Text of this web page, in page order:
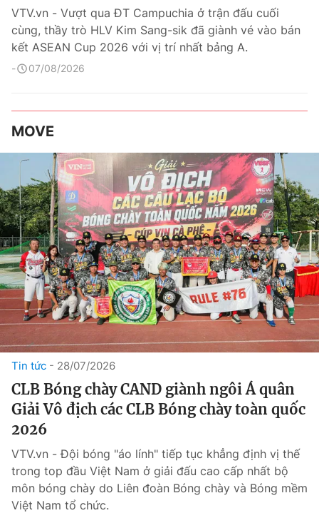
VTV.vn - Vượt qua ĐT Campuchia ở trận đấu cuối
cùng, thầy trò HLV Kim Sang-sik đã giành vé vào bán
kết ASEAN Cup 2026 với vị trí nhất bảng A.
07/08/2026
MOVE
Tin tức 28/07/2026
CLB Bóng chày CAND giành ngôi Á quân
Giải Vô địch các CLB Bóng chày toàn quốc
2026
VTV.vn - Đội bóng "áo lính" tiếp tục khẳng định vị thế
trong top đầu Việt Nam ở giải đấu cao cấp nhất bộ
môn bóng chày do Liên đoàn Bóng chày và Bóng mềm
Việt Nam tổ chức.